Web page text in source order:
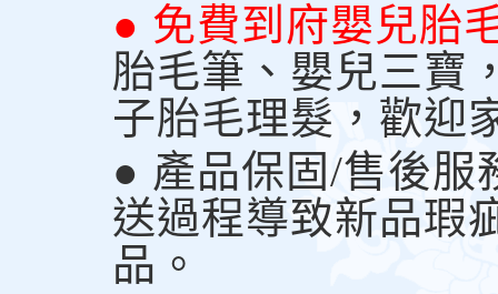
● 免費到府嬰兒胎
胎毛筆、嬰兒三寶
子胎毛理髮，歡迎
● 產品保固/售後服
送過程導致新品瑕
品。